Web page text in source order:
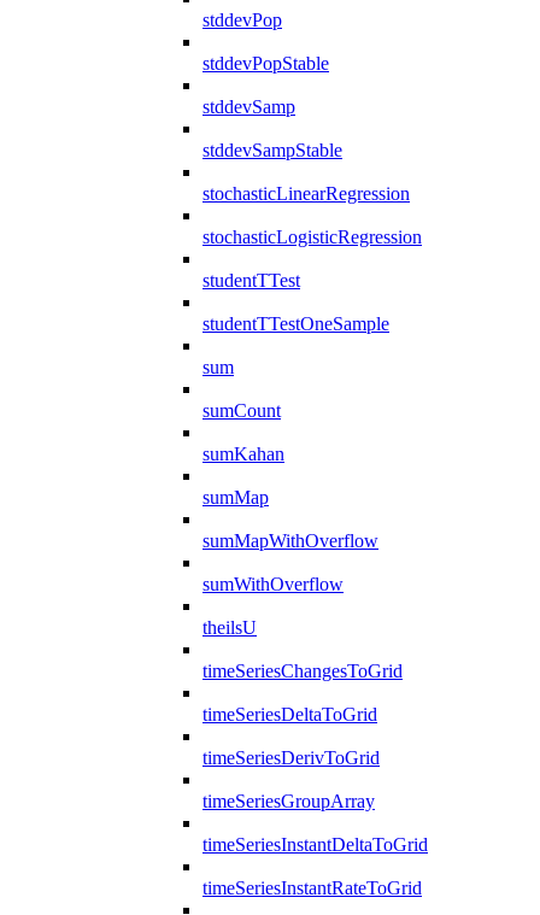
stddevPop
stddevPopStable
stddevSamp
stddevSampStable
stochasticLinearRegression
stochasticLogisticRegression
studentTTest
studentTTestOneSample
sum
sumCount
sumKahan
sumMap
sumMapWithOverflow
sumWithOverflow
theilsU
timeSeriesChangesToGrid
timeSeriesDeltaToGrid
timeSeriesDerivToGrid
timeSeriesGroupArray
timeSeriesInstantDeltaToGrid
timeSeriesInstantRateToGrid